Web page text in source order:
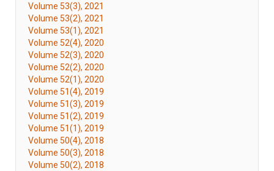
Volume 53(3), 2021
Volume 53(2), 2021
Volume 53(1), 2021
Volume 52(4), 2020
Volume 52(3), 2020
Volume 52(2), 2020
Volume 52(1), 2020
Volume 51(4), 2019
Volume 51(3), 2019
Volume 51(2), 2019
Volume 51(1), 2019
Volume 50(4), 2018
Volume 50(3), 2018
Volume 50(2), 2018